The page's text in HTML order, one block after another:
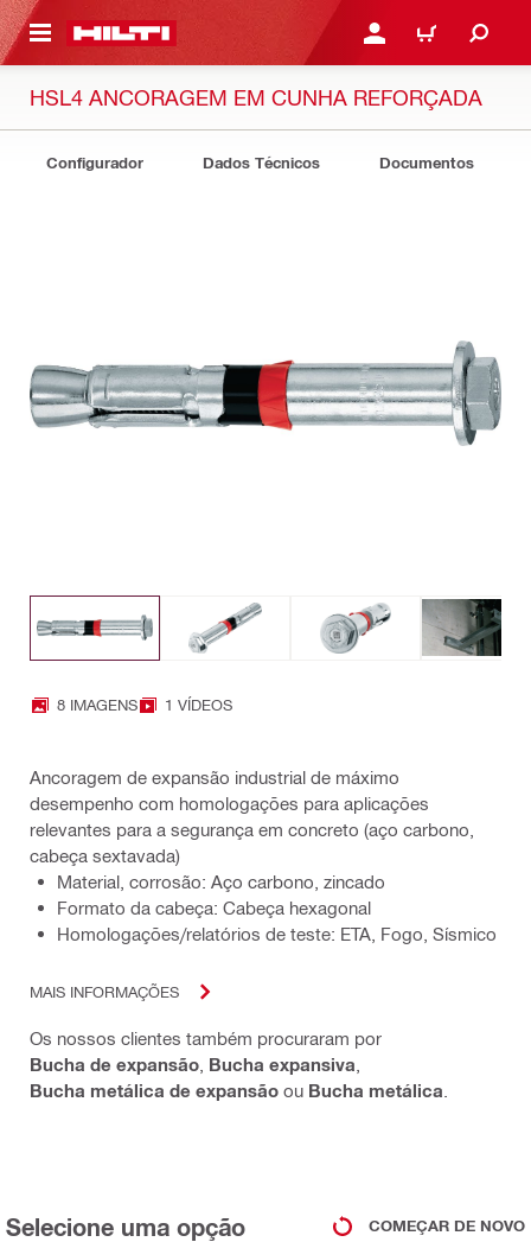
PRINCIPAL ENTRAR OU CADASTRAR
CARRINHO
HSL4 ANCORAGEM EM CUNHA REFORÇADA
Configurador Dados Técnicos Documentos
8 IMAGENS 1 VÍDEOS
Ancoragem de expansão industrial de máximo
desempenho com homologações para aplicações
relevantes para a segurança em concreto (aço carbono,
cabeça sextavada)
Material, corrosão: Aço carbono, zincado
Formato da cabeça: Cabeça hexagonal
Homologações/relatórios de teste: ETA, Fogo, Sísmico
MAIS INFORMAÇÕES
Os nossos clientes também procuraram por
Bucha de expansão Bucha expansiva
Bucha metálica de expansão ou Bucha metálica
Selecione uma opção COMEÇAR DE NOVO